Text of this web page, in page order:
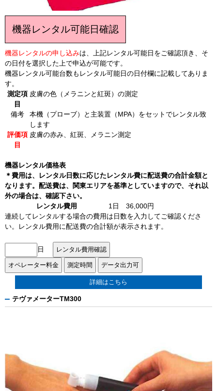
機器レンタル可能日確認
機器レンタルの申し込みは、上記レンタル可能日をご確認頂き、そ
の日付を選択した上で申込が可能です。
機器レンタル可能台数もレンタル可能日の日付欄に記載してありま
す。
測定項
目
皮膚の色（メラニンと紅斑）の測定
備考
本機（プローブ）と主装置（MPA）をセットでレンタル致
します
評価項
目
皮膚の赤み、紅斑、メラニン測定
機器レンタル価格表
＊費用は、レンタル日数に応じたレンタル費に配送費の合計金額と
なります。配送費は、関東エリアを基準としていますので、それ以
外の場合は、確認下さい。
レンタル費用
1日 36,000円
連続してレンタルする場合の費用は日数を入力してご確認くださ
い。レンタル費用に配送費の合計額が表示されます。
日
詳細はこちら
テヴァメーターTM300